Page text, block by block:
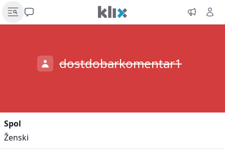
dostdobarkomentar1
Spol
Ženski